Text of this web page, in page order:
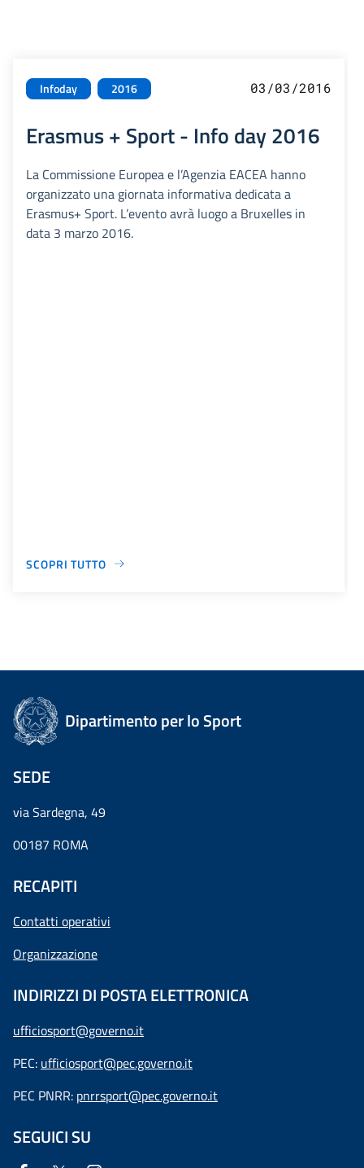
Infoday 2016 03/03/2016
Erasmus + Sport - Info day 2016
La Commissione Europea e l’Agenzia EACEA hanno
organizzato una giornata informativa dedicata a
Erasmus+ Sport. L’evento avrà luogo a Bruxelles in
data 3 marzo 2016.
SCOPRI TUTTO
Dipartimento per lo Sport
SEDE
via Sardegna, 49
00187 ROMA
RECAPITI
Contatti operativi
Organizzazione
INDIRIZZI DI POSTA ELETTRONICA
ufficiosport@governo.it
PEC: ufficiosport@pec.governo.it
PEC PNRR: pnrrsport@pec.governo.it
SEGUICI SU